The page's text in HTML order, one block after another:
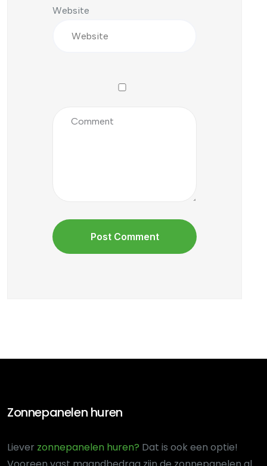
Website
Zonnepanelen huren
Liever zonnepanelen huren? Dat is ook een optie!